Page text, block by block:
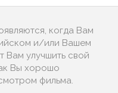
когда Вам
и/или Вашем
Вам улучшить свой
Вы хорошо
фильма.